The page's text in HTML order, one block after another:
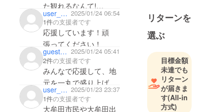
た観れるなんて!
楽しみにしてます!
user_9f6f5fe741e4 2025/01/24 06:54
1件の支援者です
応援しています！頑
張ってください！
guest51a4c83efda4 2025/01/24 05:41
2件の支援者です
みんなで応援して、地
元を一丸で盛り上げて
行きたいです
user_a81d289af314 2025/01/23 23:37
1件の支援者です
大牟田市民や大牟田出
リターンを
選ぶ
目標金額
未達でも
リターン
が届きま
す(All-in
方式)